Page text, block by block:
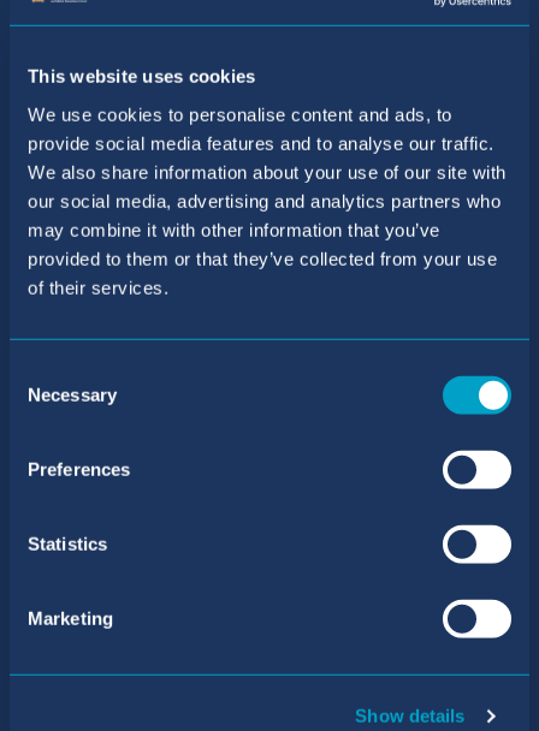
This website uses cookies
We use cookies to personalise content and ads, to
provide social media features and to analyse our traffic.
We also share information about your use of our site with
our social media, advertising and analytics partners who
may combine it with other information that you’ve
provided to them or that they’ve collected from your use
of their services.
Selection
Necessary
Preferences
Statistics
Marketing
Show details
Colegio BIC Sant Agustí
Número de teléfono:
+34 971 40 31 61
+34 871 55 63 81
primary@admissions.balearesint.net
Carrer de Mariá de Villangómez, 17 Sant